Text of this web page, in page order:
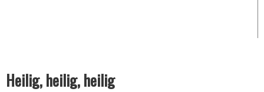
Heilig, heilig, heilig